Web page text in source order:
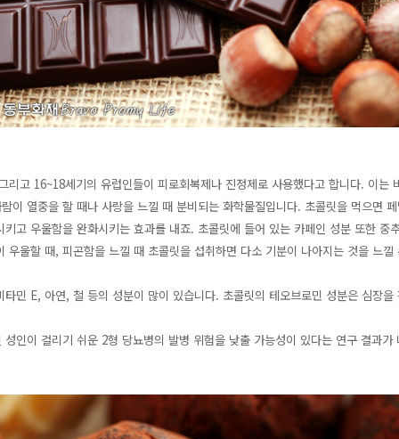
리고 16~18세기의 유럽인들이 피로회복제나 진정제로 사용했다고 합니다. 이는
이 열중을 할 때나 사랑을 느낄 때 분비되는 화학물질입니다. 초콜릿을 먹으면
고 우울함을 완화시키는 효과를 내죠. 초콜릿에 들어 있는 카페인 성분 또한 중
우울할 때, 피곤함을 느낄 때 초콜릿을 섭취하면 다소 기분이 나아지는 것을 느낄
민 E, 아연, 철 등의 성분이 많이 있습니다. 초콜릿의 테오브로민 성분은 심장
인이 걸리기 쉬운 2형 당뇨병의 발병 위험을 낮출 가능성이 있다는 연구 결과가